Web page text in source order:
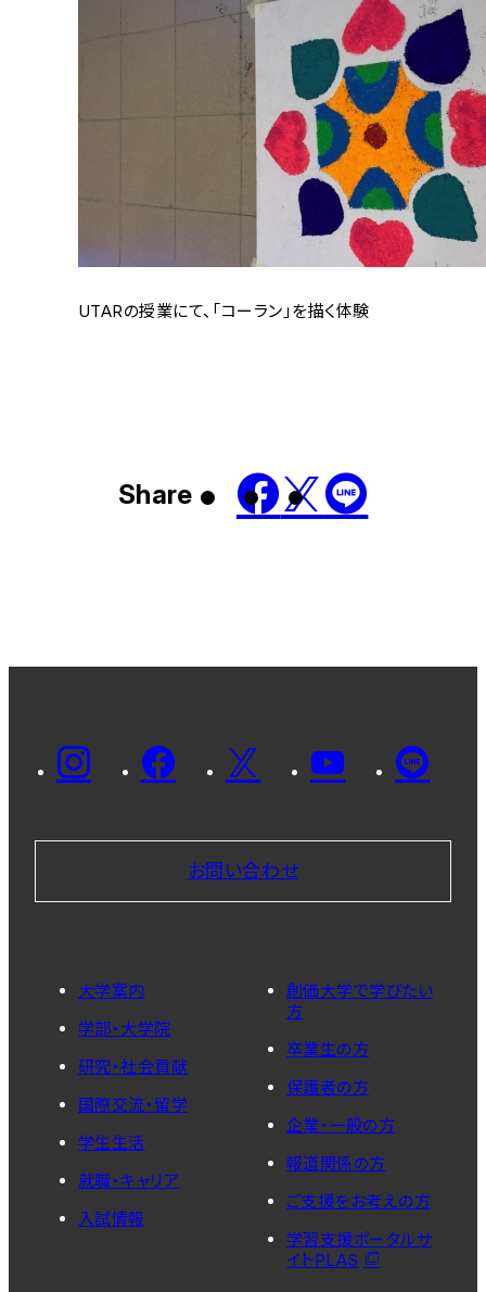
UTARの授業にて、「コーラン」を描く体験
Share
お問い合わせ
大学案内
学部・大学院
研究・社会貢献
国際交流・留学
学生生活
就職・キャリア
入試情報
創価大学で学びたい
方
卒業生の方
保護者の方
企業・一般の方
報道関係の方
ご支援をお考えの方
学習支援ポータルサ
イトPLAS